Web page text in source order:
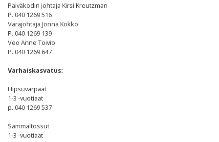
Päiväkodin johtaja Kirsi Kreutzman
P. 040 1269 516
Varajohtaja Jonna Kokko
P. 040 1269 139
Veo Anne Toivio
P. 040 1269 647
Varhaiskasvatus:
Hipsuvarpaat
1-3 -vuotiaat
p. 040 1269 537
Sammaltossut
1-3 -vuotiaat